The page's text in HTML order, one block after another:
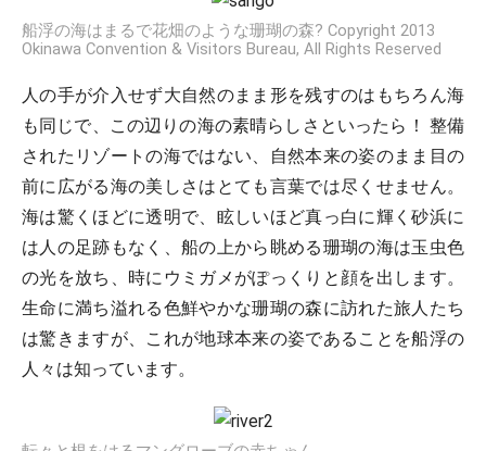
船浮の海はまるで花畑のような珊瑚の森? Copyright 2013
Okinawa Convention & Visitors Bureau, All Rights Reserved
人の手が介入せず大自然のまま形を残すのはもちろん海
も同じで、この辺りの海の素晴らしさといったら！ 整備
されたリゾートの海ではない、自然本来の姿のまま目の
前に広がる海の美しさはとても言葉では尽くせません。
海は驚くほどに透明で、眩しいほど真っ白に輝く砂浜に
は人の足跡もなく、船の上から眺める珊瑚の海は玉虫色
の光を放ち、時にウミガメがぽっくりと顔を出します。
生命に満ち溢れる色鮮やかな珊瑚の森に訪れた旅人たち
は驚きますが、これが地球本来の姿であることを船浮の
人々は知っています。